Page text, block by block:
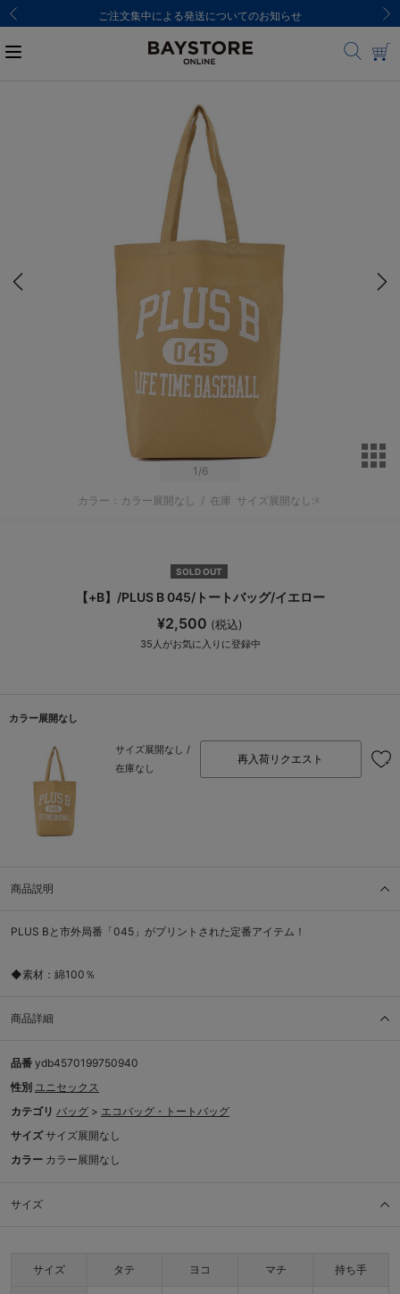
ご注文集中による発送についてのお知らせ
1 /6
カラー：カラー展開なし / 在庫 サイズ展開なし:☓
SOLD OUT
【+B】/PLUS B 045/トートバッグ/イエロー
¥2,500 (税込)
35 人がお気に入りに登録中
カラー展開なし
サイズ展開なし /
在庫なし
再入荷リクエスト
商品説明
PLUS Bと市外局番「045」がプリントされた定番アイテム！
◆素材：綿100％
商品詳細
品番 ydb4570199750940
性別 ユニセックス
カテゴリ バッグ > エコバッグ・トートバッグ
サイズ サイズ展開なし
カラー カラー展開なし
サイズ
サイズ タテ ヨコ マチ 持ち手